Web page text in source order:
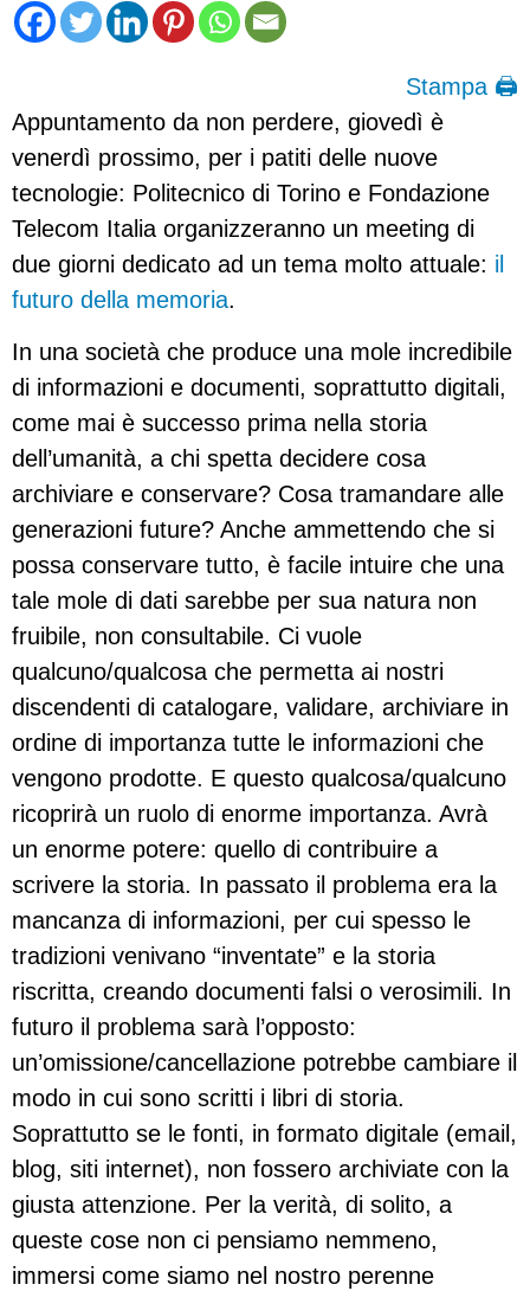
Stampa 🖨
Appuntamento da non perdere, giovedì è
venerdì prossimo, per i patiti delle nuove
tecnologie: Politecnico di Torino e Fondazione
Telecom Italia organizzeranno un meeting di
due giorni dedicato ad un tema molto attuale: il
futuro della memoria.
In una società che produce una mole incredibile
di informazioni e documenti, soprattutto digitali,
come mai è successo prima nella storia
dell’umanità, a chi spetta decidere cosa
archiviare e conservare? Cosa tramandare alle
generazioni future? Anche ammettendo che si
possa conservare tutto, è facile intuire che una
tale mole di dati sarebbe per sua natura non
fruibile, non consultabile. Ci vuole
qualcuno/qualcosa che permetta ai nostri
discendenti di catalogare, validare, archiviare in
ordine di importanza tutte le informazioni che
vengono prodotte. E questo qualcosa/qualcuno
ricoprirà un ruolo di enorme importanza. Avrà
un enorme potere: quello di contribuire a
scrivere la storia. In passato il problema era la
mancanza di informazioni, per cui spesso le
tradizioni venivano “inventate” e la storia
riscritta, creando documenti falsi o verosimili. In
futuro il problema sarà l’opposto:
un’omissione/cancellazione potrebbe cambiare il
modo in cui sono scritti i libri di storia.
Soprattutto se le fonti, in formato digitale (email,
blog, siti internet), non fossero archiviate con la
giusta attenzione. Per la verità, di solito, a
queste cose non ci pensiamo nemmeno,
immersi come siamo nel nostro perenne